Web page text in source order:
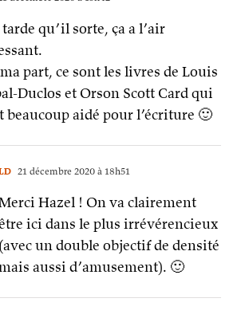
qu’il sorte, ça a l’air
part, ce sont les livres de Louis
Duclos et Orson Scott Card qui
beaucoup aidé pour l’écriture 🙂
21 décembre 2020 à 18h51
Hazel ! On va clairement
ici dans le plus irrévérencieux
(avec un double objectif de densité
aussi d’amusement). 🙂